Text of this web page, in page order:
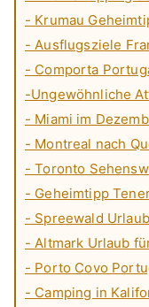
- Krumau
- Ausflugsziele
- Comporta
-Ungewöhnliche
- Miami im
- Montreal nach
- Toronto
- Geheimtipp
- Spreewald Urlaub
- Altmark Urlaub
- Porto Covo
- Camping in